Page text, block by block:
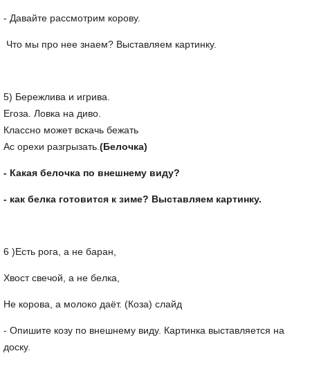
- Давайте рассмотрим корову.
Что мы про нее знаем? Выставляем картинку.
5) Бережлива и игрива.
Егоза. Ловка на диво.
Классно может вскачь бежать
Ас орехи разгрызать. (Белочка)
- Какая белочка по внешнему виду?
- как белка готовится к зиме? Выставляем картинку.
6 )Есть рога, а не баран,
Хвост свечой, а не белка,
Не корова, а молоко даёт. (Коза) слайд
- Опишите козу по внешнему виду. Картинка выставляется на
доску.